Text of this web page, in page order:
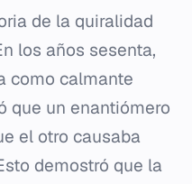
de la quiralidad
los años sesenta,
como calmante
que un enantiómero
el otro causaba
demostró que la